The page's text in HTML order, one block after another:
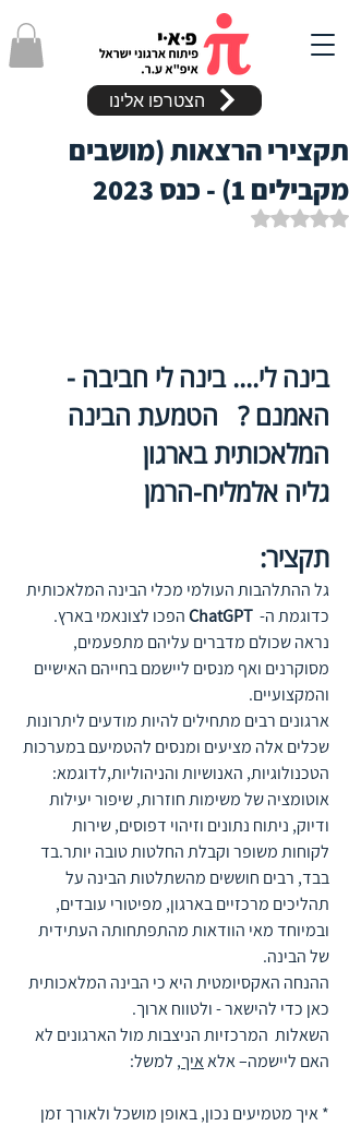
הצטרפו אלינו
תקצירי הרצאות (מושבים
מקבילים 1) - כנס 2023
דירוג של NaN מתוך 5 כוכבים
בינה לי.... בינה לי חביבה -
האמנם ?   הטמעת הבינה
המלאכותית בארגון
גליה אלמליח-הרמן
תקציר:
גל ההתלהבות העולמי מכלי הבינה המלאכותית
כדוגמת ה- ChatGPT הפכו לצונאמי בארץ.
נראה שכולם מדברים עליהם מתפעמים,
מסוקרנים ואף מנסים ליישמם בחייהם האישיים
והמקצועיים.
ארגונים רבים מתחילים להיות מודעים ליתרונות
שכלים אלה מציעים ומנסים להטמיעם במערכות
הטכנולוגיות, האנושיות והניהוליות,לדוגמא:
אוטומציה של משימות חוזרות, שיפור יעילות
ודיוק, ניתוח נתונים וזיהוי דפוסים, שירות
לקוחות משופר וקבלת החלטות טובה יותר.בד
בבד, רבים חוששים מהשתלטות הבינה על
תהליכים מרכזיים בארגון, מפיטורי עובדים,
ובמיוחד מאי הוודאות מהתפתחותה העתידית
של הבינה.
ההנחה האקסיומטית היא כי הבינה המלאכותית
כאן כדי להישאר - ולטווח ארוך.
השאלות  המרכזיות הניצבות מול הארגונים לא
האם ליישמה– אלא איך, למשל:
* איך מטמיעים נכון, באופן מושכל ולאורך זמן